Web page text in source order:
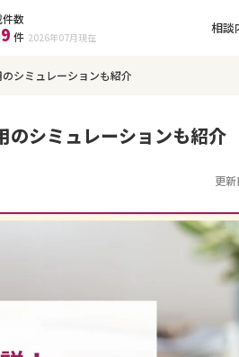
件数
件 2026年07月 現在
相談
シミュレーションも紹介
のシミュレーションも紹介
更新